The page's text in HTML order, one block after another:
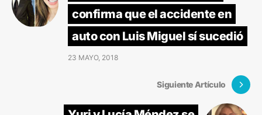
confirma que el accidente en
auto con Luis Miguel sí sucedió
23 MAYO, 2018
Siguiente Artículo